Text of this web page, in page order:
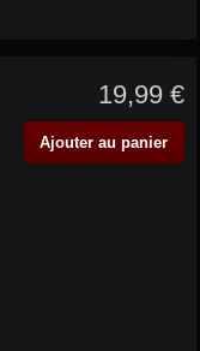
19,99 €
Ajouter au panier